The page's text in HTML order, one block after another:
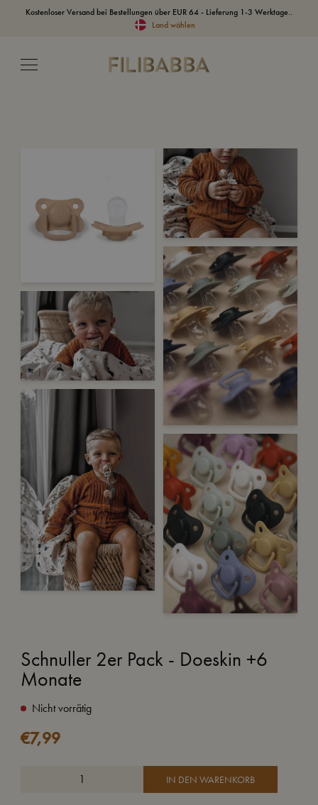
Kostenloser Versand bei Bestellungen über EUR 64 - Lieferung 1-3 Werktage..
Land wählen
Schnuller 2er Pack - Doeskin +6
Monate
Nicht vorrätig
€7,99
IN DEN WARENKORB